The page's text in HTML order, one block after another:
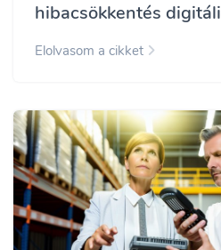
hibacsökkentés
Elolvasom a cikket